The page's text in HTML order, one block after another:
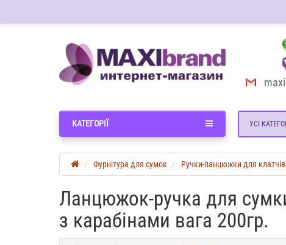
УСІ
КАТЕГОРІЇ
Фурнітура для сумок Ручки-ланцюжки для клатчів
Ланцюжок-ручка для
з карабінами вага 200гр.